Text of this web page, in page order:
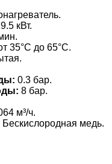
кВт.
35°С до 65°С.
0.3 бар.
8 бар.
м³/ч.
Бескислородная медь.